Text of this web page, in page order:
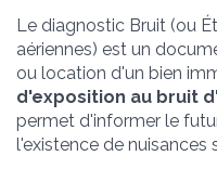
Le diagnostic Bruit (ou
aériennes) est un
ou location d'un bien
d'exposition au bruit
permet d'informer le
l'existence de nuisances